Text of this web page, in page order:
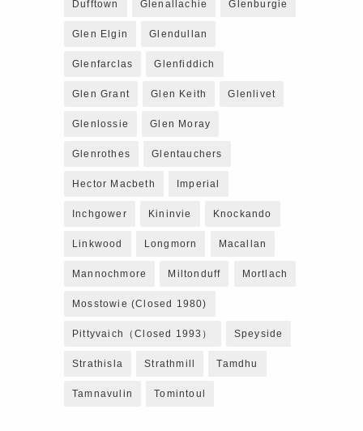
Dufftown Glenallachie Glenburgie
Glen Elgin Glendullan
Glenfarclas Glenfiddich
Glen Grant Glen Keith Glenlivet
Glenlossie Glen Moray
Glenrothes Glentauchers
Hector Macbeth Imperial
Inchgower Kininvie Knockando
Linkwood Longmorn Macallan
Mannochmore Miltonduff Mortlach
Mosstowie (closed 1980)
Pittyvaich（closed 1993） Speyside
Strathisla Strathmill Tamdhu
Tamnavulin Tomintoul